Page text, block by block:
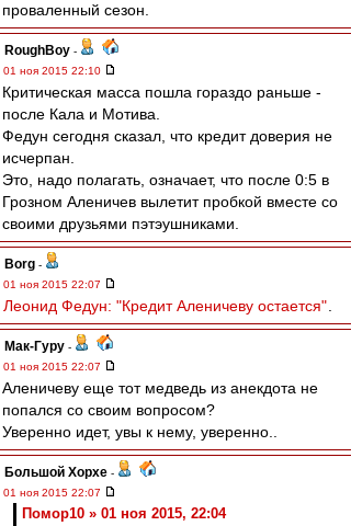
проваленный сезон.
RoughBoy -
01 ноя 2015 22:10
Критическая масса пошла гораздо раньше -
после Кала и Мотива.
Федун сегодня сказал, что кредит доверия не
исчерпан.
Это, надо полагать, означает, что после 0:5 в
Грозном Аленичев вылетит пробкой вместе со
своими друзьями пэтэушниками.
Borg -
01 ноя 2015 22:07
Леонид Федун: "Кредит Аленичеву остается"
Мак-Гуру -
01 ноя 2015 22:07
Аленичеву еще тот медведь из анекдота не
попался со своим вопросом?
Уверенно идет, увы к нему, уверенно..
Большой Хорхе -
01 ноя 2015 22:07
Помор10 » 01 ноя 2015, 22:04